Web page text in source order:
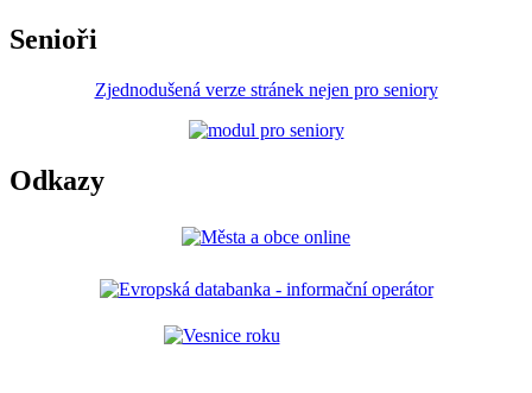
Senioři
Zjednodušená verze stránek nejen pro seniory
Odkazy